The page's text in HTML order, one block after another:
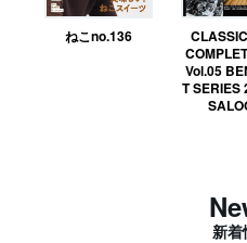
ねこno.136
Vol.05
T SERIES
新着